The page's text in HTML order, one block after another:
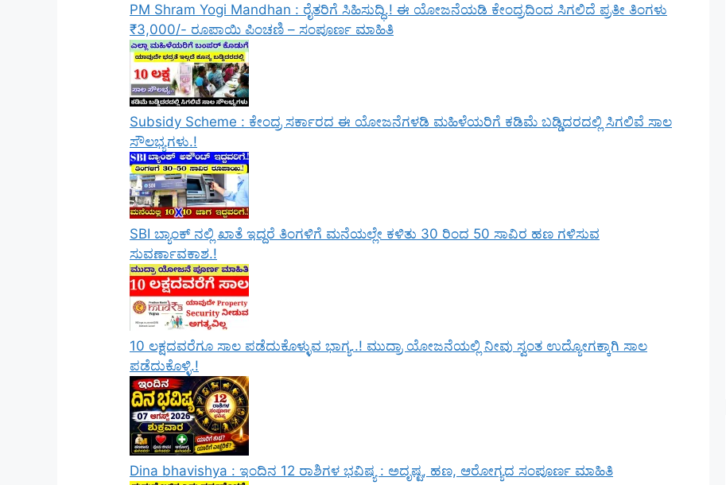
PM Shram Yogi Mandhan : ರೈತರಿಗೆ ಸಿಹಿಸುದ್ಧಿ.! ಈ ಯೋಜನೆಯಡಿ ಕೇಂದ್ರದಿಂದ ಸಿಗಲಿದೆ ಪ್ರತೀ ತಿಂಗಳು
₹3,000/- ರೂಪಾಯಿ ಪಿಂಚಣಿ – ಸಂಪೂರ್ಣ ಮಾಹಿತಿ
Subsidy Scheme : ಕೇಂದ್ರ ಸರ್ಕಾರದ ಈ ಯೋಜನೆಗಳಡಿ ಮಹಿಳೆಯರಿಗೆ ಕಡಿಮೆ ಬಡ್ಡಿದರದಲ್ಲಿ ಸಿಗಲಿವೆ ಸಾಲ
ಸೌಲಭ್ಯಗಳು.!
SBI ಬ್ಯಾಂಕ್ ನಲ್ಲಿ ಖಾತೆ ಇದ್ದರೆ ತಿಂಗಳಿಗೆ ಮನೆಯಲ್ಲೇ ಕಳಿತು 30 ರಿಂದ 50 ಸಾವಿರ ಹಣ ಗಳಿಸುವ
ಸುವರ್ಣಾವಕಾಶ.!
10 ಲಕ್ಷದವರೆಗೂ ಸಾಲ ಪಡೆದುಕೊಳ್ಳುವ ಭಾಗ್ಯ..! ಮುದ್ರಾ ಯೋಜನೆಯಲ್ಲಿ ನೀವು ಸ್ವಂತ ಉದ್ಯೋಗಕ್ಕಾಗಿ ಸಾಲ
ಪಡೆದುಕೊಳ್ಳಿ.!
Dina bhavishya : ಇಂದಿನ 12 ರಾಶಿಗಳ ಭವಿಷ್ಯ : ಅದೃಷ್ಟ, ಹಣ, ಆರೋಗ್ಯದ ಸಂಪೂರ್ಣ ಮಾಹಿತಿ